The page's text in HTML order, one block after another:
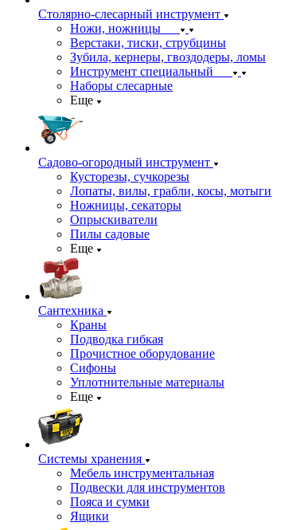
Столярно-слесарный инструмент
Ножи, ножницы
Верстаки, тиски, струбцины
Зубила, кернеры, гвоздодеры, ломы
Инструмент специальный
Наборы слесарные
Еще
Садово-огородный инструмент
Кусторезы, сучкорезы
Лопаты, вилы, грабли, косы, мотыги
Ножницы, секаторы
Опрыскиватели
Пилы садовые
Еще
Сантехника
Краны
Подводка гибкая
Прочистное оборудование
Сифоны
Уплотнительные материалы
Еще
Системы хранения
Мебель инструментальная
Подвески для инструментов
Пояса и сумки
Ящики